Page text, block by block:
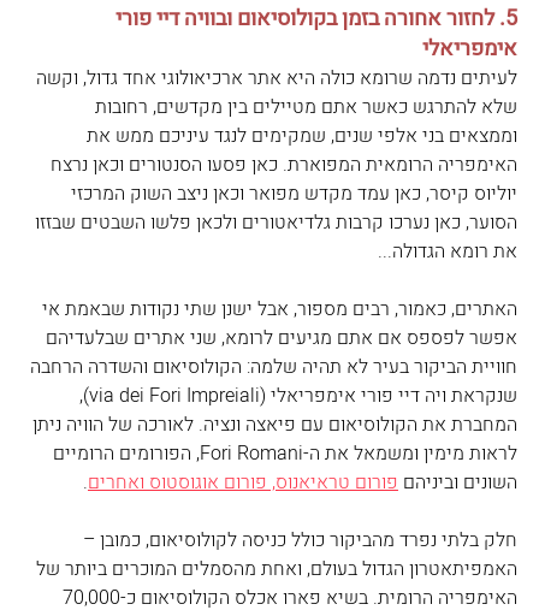
5. לחזור אחורה בזמן בקולוסיאום ובוויה דיי פורי
אימפריאלי
לעיתים נדמה שרומא כולה היא אתר ארכיאולוגי אחד גדול, וקשה
שלא להתרגש כאשר אתם מטיילים בין מקדשים, רחובות
וממצאים בני אלפי שנים, שמקימים לנגד עיניכם ממש את
האימפריה הרומאית המפוארת. כאן פסעו הסנטורים וכאן נרצח
יוליוס קיסר, כאן עמד מקדש מפואר וכאן ניצב השוק המרכזי
הסוער, כאן נערכו קרבות גלדיאטורים ולכאן פלשו השבטים שבזזו
את רומא הגדולה...
האתרים, כאמור, רבים מספור, אבל ישנן שתי נקודות שבאמת אי
אפשר לפספס אם אתם מגיעים לרומא, שני אתרים שבלעדיהם
חוויית הביקור בעיר לא תהיה שלמה: הקולוסיאום והשדרה הרחבה
שנקראת ויה דיי פורי אימפריאלי (via dei Fori Impreiali),
המחברת את הקולוסיאום עם פיאצה ונציה. לאורכה של הוויה ניתן
לראות מימין ומשמאל את ה-Fori Romani, הפורומים הרומיים
השונים וביניהם פורום טראיאנוס, פורום אוגוסטוס ואחרים.
חלק בלתי נפרד מהביקור כולל כניסה לקולוסיאום, כמובן –
האמפיתאטרון הגדול בעולם, ואחת מהסמלים המוכרים ביותר של